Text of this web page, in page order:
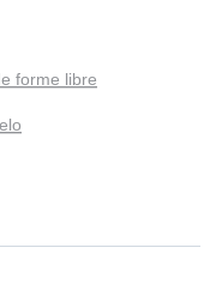
forme libre